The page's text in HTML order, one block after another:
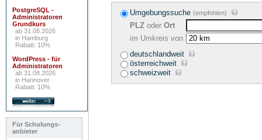
PostgreSQL -
Administratoren
Grundkurs
ab 31.08.2026
in Hamburg
Rabatt: 10%
WordPress - für
Administratoren
ab 31.08.2026
in Hannover
Rabatt: 10%
Für Schulungs-
anbieter
Umgebungssuche (empfohlen)
PLZ oder Ort
im Umkreis von
deutschlandweit
österreichweit
schweizweit